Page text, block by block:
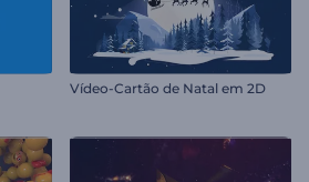
Vídeo-Cartão de Natal em 2D